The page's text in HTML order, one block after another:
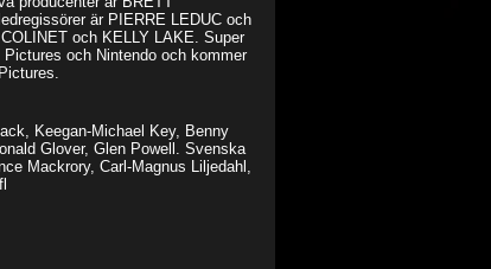
är PIERRE LEDUC och
och KELLY LAKE. Super
och Nintendo och kommer
Keegan-Michael Key, Benny
Glover, Glen Powell. Svenska
Mackrory, Carl-Magnus Liljedahl,